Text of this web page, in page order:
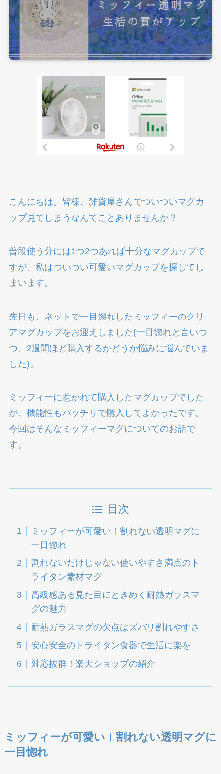
こんにちは。皆様、雑貨屋さんでついついマグカ
ップ見てしまうなんてことありませんか？
普段使う分には1つ2つあれば十分なマグカップで
すが、私はついつい可愛いマグカップを探してし
まいます。
先日も、ネットで一目惚れしたミッフィーのクリ
アマグカップをお迎えしました(一目惚れと言いつ
つ、2週間ほど購入するかどうか悩みに悩んでいま
した)。
ミッフィーに惹かれて購入したマグカップでした
が、機能性もバッチリで購入してよかったです。
今回はそんなミッフィーマグについてのお話で
す。
目次
ミッフィーが可愛い！割れない透明マグに
一目惚れ
割れないだけじゃない使いやすさ満点のト
ライタン素材マグ
高級感ある見た目にときめく耐熱ガラスマ
グの魅力
耐熱ガラスマグの欠点はズバリ割れやすさ
安心安全のトライタン食器で生活に楽を
対応抜群！楽天ショップの紹介
ミッフィーが可愛い！割れない透明マグに
一目惚れ